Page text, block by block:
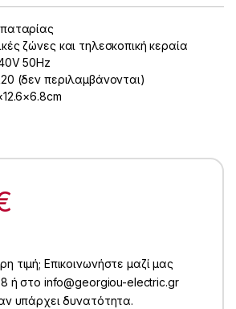
ζώνες και τηλεσκοπική κεραία
50Hz
(δεν περιλαμβάνονται)
τιμή; Επικοινωνήστε μαζί μας
ή στο info@georgiou-electric.gr
υπάρχει δυνατότητα.